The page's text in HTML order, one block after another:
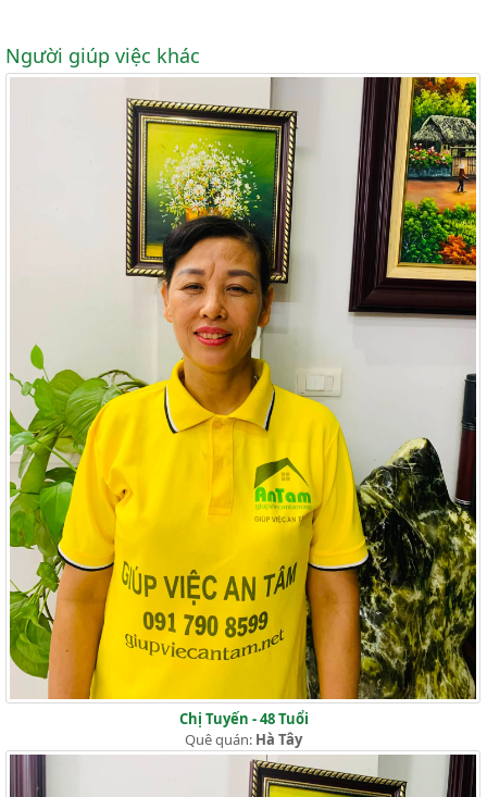
Người giúp việc khác
Chị Tuyến - 48 Tuổi
Quê quán: Hà Tây